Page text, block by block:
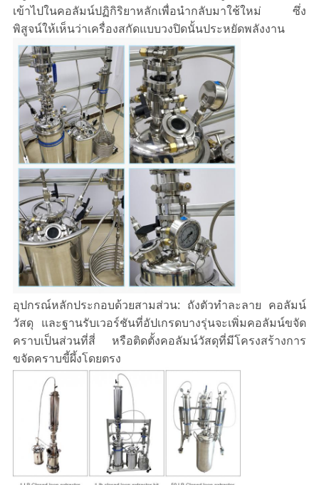
เข้าไปในคอลัมน์ปฏิกิริยาหลักเพื่อนำกลับมาใช้ใหม่ ซึ่ง
พิสูจน์ให้เห็นว่าเครื่องสกัดแบบวงปิดนั้นประหยัดพลังงาน
อุปกรณ์หลักประกอบด้วยสามส่วน: ถังตัวทำละลาย คอลัมน์
วัสดุ และฐานรับเวอร์ชันที่อัปเกรดบางรุ่นจะเพิ่มคอลัมน์ขจัด
คราบเป็นส่วนที่สี่ หรือติดตั้งคอลัมน์วัสดุที่มีโครงสร้างการ
ขจัดคราบขี้ผึ้งโดยตรง